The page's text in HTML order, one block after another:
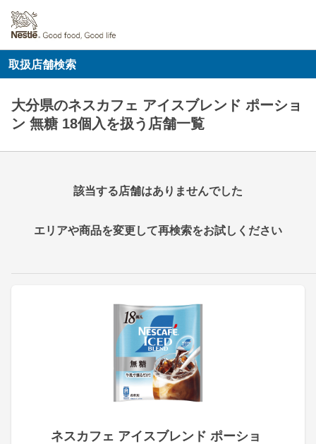
取扱店舗検索
大分県のネスカフェ アイスブレンド ポーショ
ン 無糖 18個入を扱う店舗一覧
ネスカフェ アイスブレンド ポーショ
該当する店舗はありませんでした
エリアや商品を変更して再検索をお試しください